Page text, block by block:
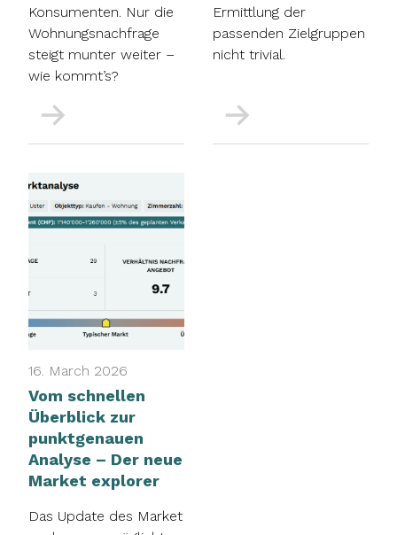
Konsumenten. Nur die
Wohnungsnachfrage
steigt munter weiter –
wie kommt’s?
More
Ermittlung der
passenden Zielgruppen
nicht trivial.
More
16. March 2026
Vom schnellen
Überblick zur
punktgenauen
Analyse – Der neue
Market explorer
Das Update des Market